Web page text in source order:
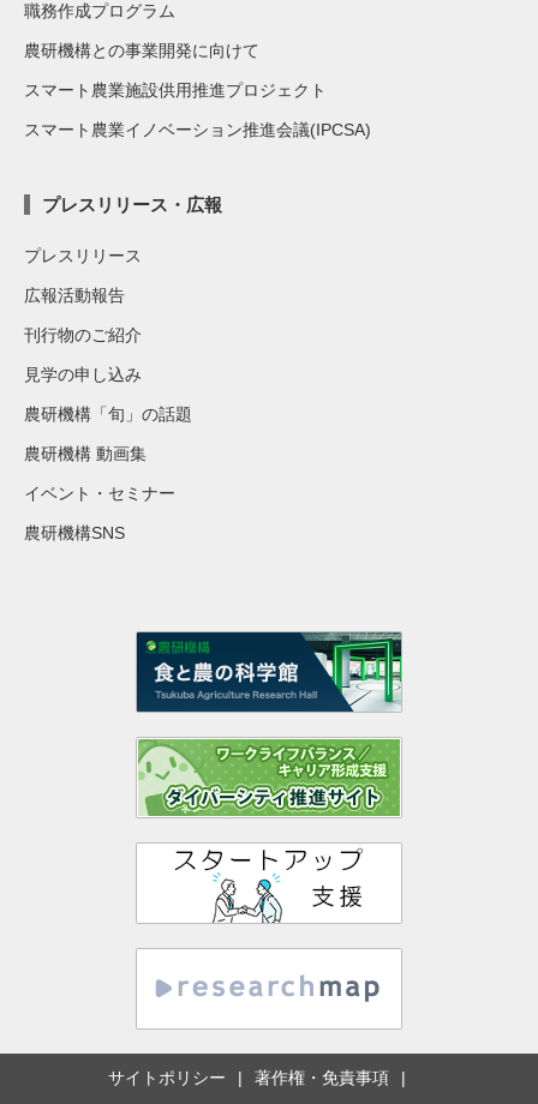
職務作成プログラム
農研機構との事業開発に向けて
スマート農業施設供用推進プロジェクト
スマート農業イノベーション推進会議(IPCSA)
プレスリリース・広報
プレスリリース
広報活動報告
刊行物のご紹介
見学の申し込み
農研機構「旬」の話題
農研機構 動画集
イベント・セミナー
農研機構SNS
サイトポリシー 著作権・免責事項